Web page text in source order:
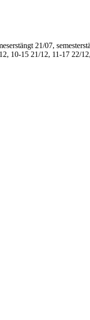
21/07,
10-15 21/12, 11-17 22/